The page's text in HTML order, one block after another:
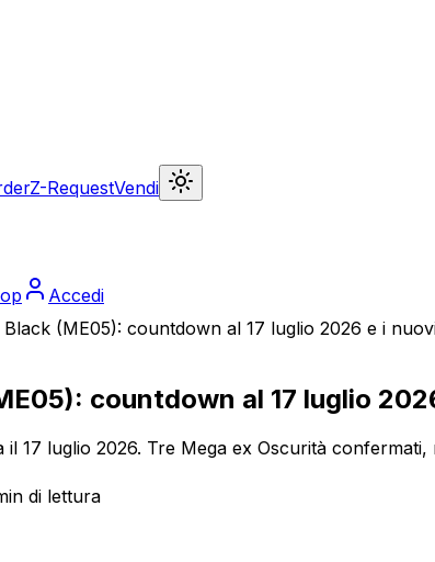
Z-RequestVendi
Accedi
(ME05): countdown al 17 luglio 2026 e i
countdown al 17 luglio
17 luglio 2026. Tre Mega ex Oscurità
di lettura